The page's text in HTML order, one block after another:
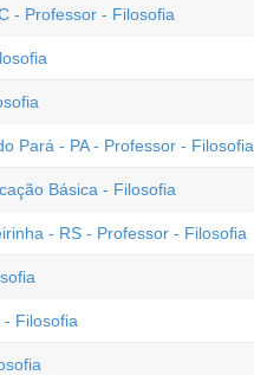
- Professor - Filosofia
Pará - PA - Professor - Filosofia
Básica - Filosofia
- RS - Professor - Filosofia
- Filosofia